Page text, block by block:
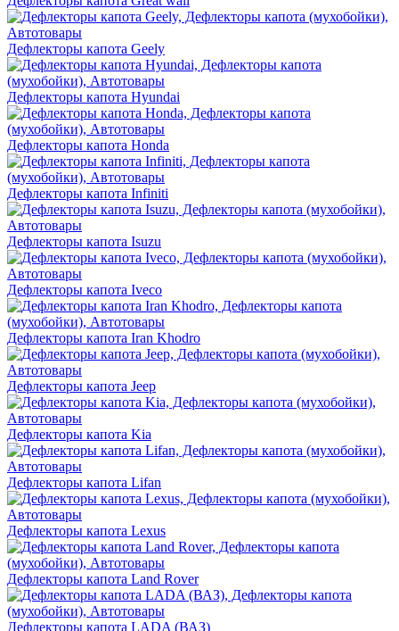
Дефлекторы капота Geely
Дефлекторы капота Hyundai
Дефлекторы капота Honda
Дефлекторы капота Infiniti
Дефлекторы капота Isuzu
Дефлекторы капота Iveco
Дефлекторы капота Iran Khodro
Дефлекторы капота Jeep
Дефлекторы капота Kia
Дефлекторы капота Lifan
Дефлекторы капота Lexus
Дефлекторы капота Land Rover
Дефлекторы капота LADA (ВАЗ)